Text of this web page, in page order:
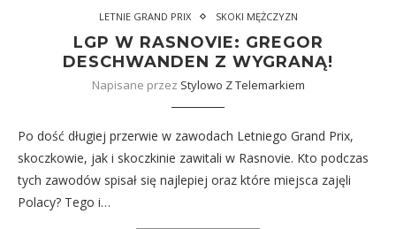
LETNIE GRAND PRIX SKOKI MĘŻCZYZN
LGP W RASNOVIE: GREGOR
DESCHWANDEN Z WYGRANĄ!
Napisane przez Stylowo Z Telemarkiem
Po dość długiej przerwie w zawodach Letniego Grand Prix,
skoczkowie, jak i skoczkinie zawitali w Rasnovie. Kto podczas
tych zawodów spisał się najlepiej oraz które miejsca zajęli
Polacy? Tego i…